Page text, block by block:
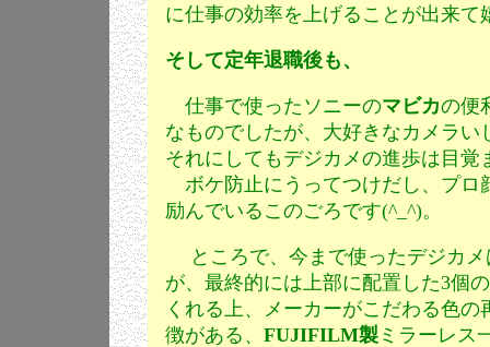
に仕事の効率を上げることが出来
そして定年退職後も、
仕事で使ったソニーのマビカの便
なものでしたが、 大好きなカメラい
それにしてもデジカメの進歩は目覚
ボケ防止にうってつけだし、プロ
励んでいるこのごろです(^_^)。
ところで、今まで使ったデジカメ
が、最終的には上部に配置した3個
くれる上、メーカーがこだわる色
徴がある、 FUJIFILM製 ミラーレス